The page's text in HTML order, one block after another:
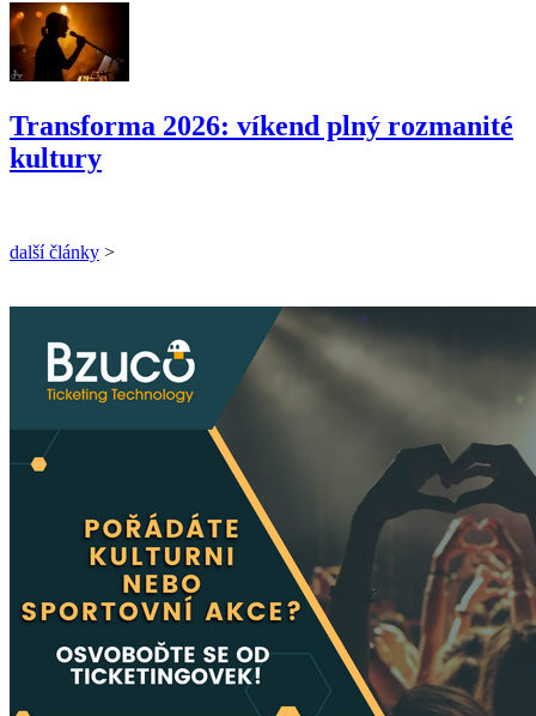
Transforma 2026: víkend plný rozmanité
kultury
další články >